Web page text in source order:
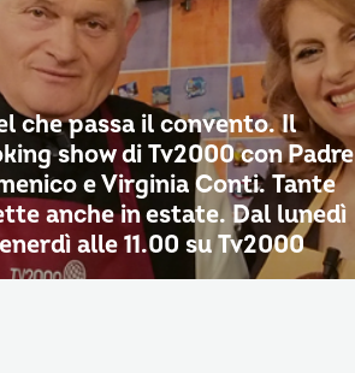
che passa il convento. Il
show di Tv2000 con Padre
e Virginia Conti. Tante
anche in estate. Dal lunedì
alle 11.00 su Tv2000